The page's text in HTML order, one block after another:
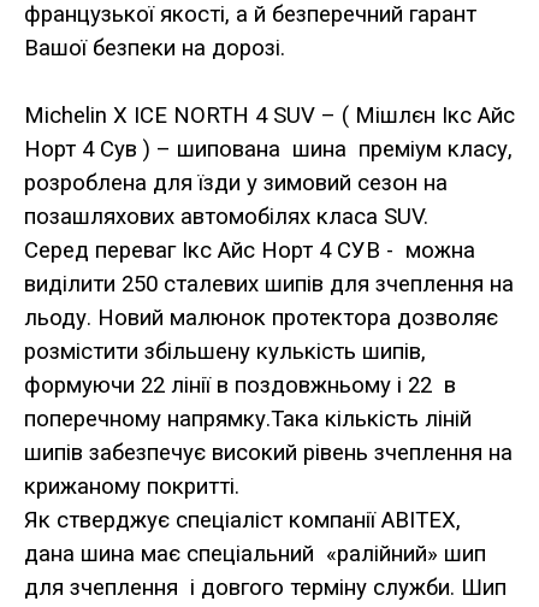
французької якості, а й безперечний гарант
Вашої безпеки на дорозі.
Michelin X ICE NORTH 4 SUV – ( Мішлєн Ікс Айс
Норт 4 Сув ) – шипована шина преміум класу,
розроблена для їзди у зимовий сезон на
позашляхових автомобілях класа SUV.
Серед переваг Ікс Айс Норт 4 СУВ - можна
виділити 250 сталевих шипів для зчеплення на
льоду. Новий малюнок протектора дозволяє
розмістити збільшену кулькість шипів,
формуючи 22 лінії в поздовжньому і 22 в
поперечному напрямку.Така кількість ліній
шипів забезпечує високий рівень зчеплення на
крижаному покритті.
Як стверджує спеціаліст компанії АВІТЕХ,
дана шина має спеціальний «ралійний» шип
для зчеплення і довгого терміну служби. Шип